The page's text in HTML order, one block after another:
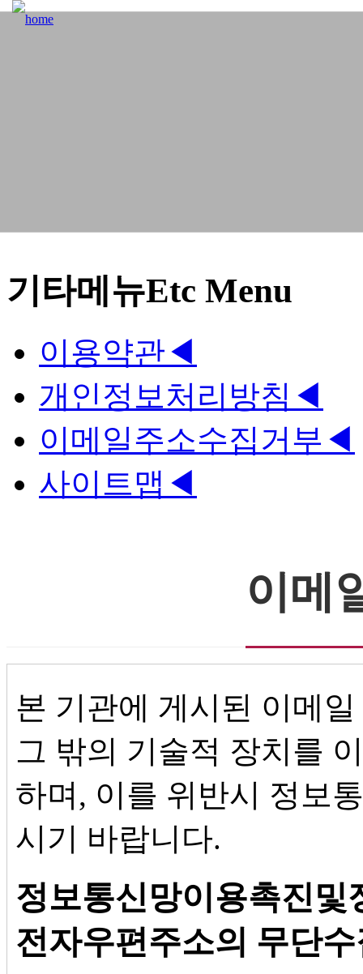
기타메뉴Etc Menu
이용약관◀
개인정보처리방침 ◀
이메일주소수집거부 ◀
사이트맵 ◀
이메
본 기관에 게시된 이메
그 밖의 기술적 장치를
하며, 이를 위반시 정보
시기 바랍니다.
정보통신망이용촉진및
전자우편주소의 무단